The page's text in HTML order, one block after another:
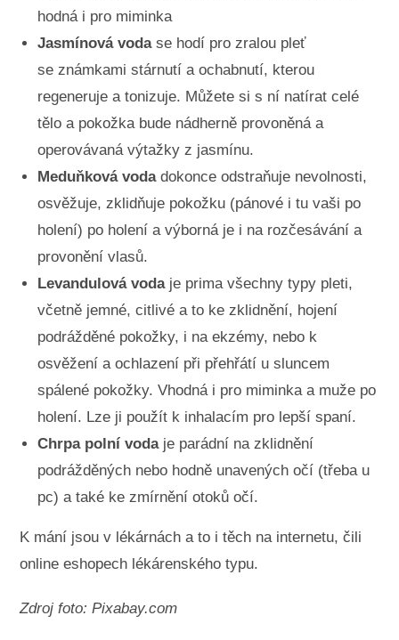
hodná i pro miminka
Jasmínová vodase hodí pro zralou pleť
se známkami stárnutí a ochabnutí, kterou
regeneruje a tonizuje. Můžete si s ní natírat celé
tělo a pokožka bude nádherně provoněná a
operovávaná výtažky z jasmínu.
Meduňková vodadokonce odstraňuje nevolnosti,
osvěžuje, zklidňuje pokožku (pánové i tu vaši po
holení) po holení a výborná je i na rozčesávání a
provonění vlasů.
Levandulová vodaje prima všechny typy pleti,
včetně jemné, citlivé a to ke zklidnění, hojení
podrážděné pokožky, i na ekzémy, nebo k
osvěžení a ochlazení při přehřátí u sluncem
spálené pokožky. Vhodná i pro miminka a muže po
holení. Lze ji použít k inhalacím pro lepší spaní.
Chrpa polní vodaje parádní na zklidnění
podrážděných nebo hodně unavených očí (třeba u
pc) a také ke zmírnění otoků očí.
K mání jsou v lékárnách a to i těch na internetu, čili
online eshopech lékárenského typu.
Zdroj foto: Pixabay.com